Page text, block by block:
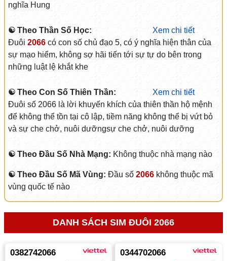
nghĩa Hung
☯ Theo Thần Số Học:
Xem chi tiết
Đuôi 2066có con số chủ đạo 5, có ý nghĩa hiện thân của
sự mạo hiểm, không sợ hãi tiến tới sự tự do bên trong
những luật lệ khắt khe
☯ Theo Con Số Thiên Thần:
Xem chi tiết
Đuôi số 2066 là lời khuyến khích của thiên thần hộ mệnh
để không thể tồn tại cô lập, tiềm năng không thể bị vứt bỏ
và sự che chở, nuôi dưỡngsự che chở, nuôi dưỡng
☯ Theo Đầu Số Nhà Mạng: Không thuộc nhà mạng nào
☯ Theo Đầu Số Mã Vùng: Đầu số 2066không thuộc mã
vùng quốc tế nào
DANH SÁCH SIM ĐUÔI 2066
0382742066 0344702066